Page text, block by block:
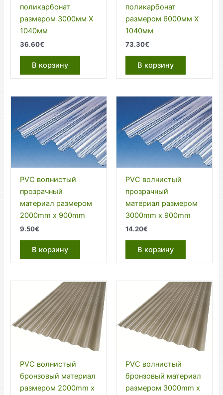
поликарбонат
размером 3000мм Х
1040мм
36.60€
В корзину
поликарбонат
размером 6000мм Х
1040мм
73.30€
В корзину
PVC волнистый
прозрачный
материал размером
2000mm x 900mm
9.50€
В корзину
PVC волнистый
прозрачный
материал размером
3000mm x 900mm
14.20€
В корзину
PVC волнистый
бронзовый материал
размером 2000mm x
PVC волнистый
бронзовый материал
размером 3000mm x